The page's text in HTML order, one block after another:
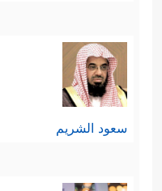
سعود الشريم